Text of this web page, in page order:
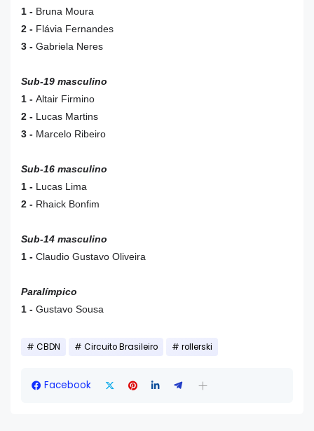
1 - Bruna Moura
2 - Flávia Fernandes
3 - Gabriela Neres
Sub-19 masculino
1 - Altair Firmino
2 - Lucas Martins
3 - Marcelo Ribeiro
Sub-16 masculino
1 - Lucas Lima
2 - Rhaick Bonfim
Sub-14 masculino
1 - Claudio Gustavo Oliveira
Paralímpico
1 - Gustavo Sousa
CBDN Circuito Brasileiro rollerski
Facebook